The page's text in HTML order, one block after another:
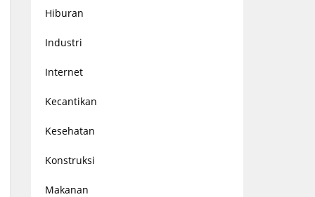
Hiburan
Industri
Internet
Kecantikan
Kesehatan
Konstruksi
Makanan